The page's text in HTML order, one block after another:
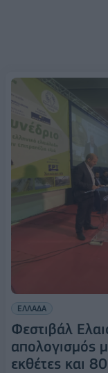
ΕΛΛΑΔΑ
Φεστιβάλ
απολογισμός
εκθέτες και